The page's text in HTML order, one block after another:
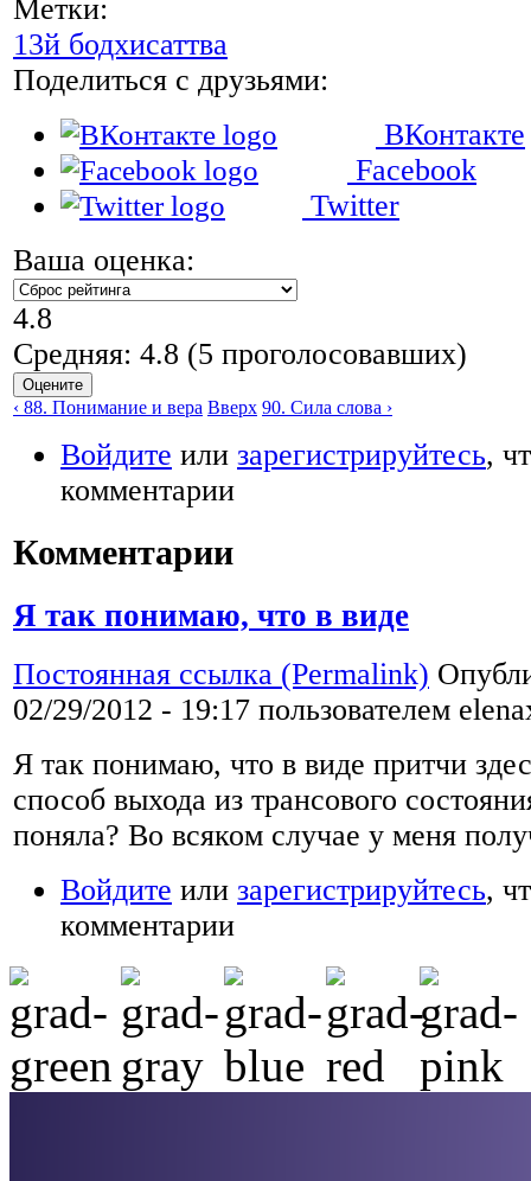
Метки:
13й бодхисаттва
Поделиться с друзьями:
ВКонтакте
Facebook
Twitter
Ваша оценка:
4.8
Средняя: 4.8 (5 проголосовавших)
‹ 88. Понимание и вера Вверх 90. Сила слова ›
Войдите или зарегистрируйтесь,
комментарии
Комментарии
Я так понимаю, что в виде
Постоянная ссылка (Permalink)
02/29/2012 - 19:17 пользователем
Я так понимаю, что в виде притчи
способ выхода из трансового
поняла? Во всяком случае у меня
Войдите или зарегистрируйтесь,
комментарии